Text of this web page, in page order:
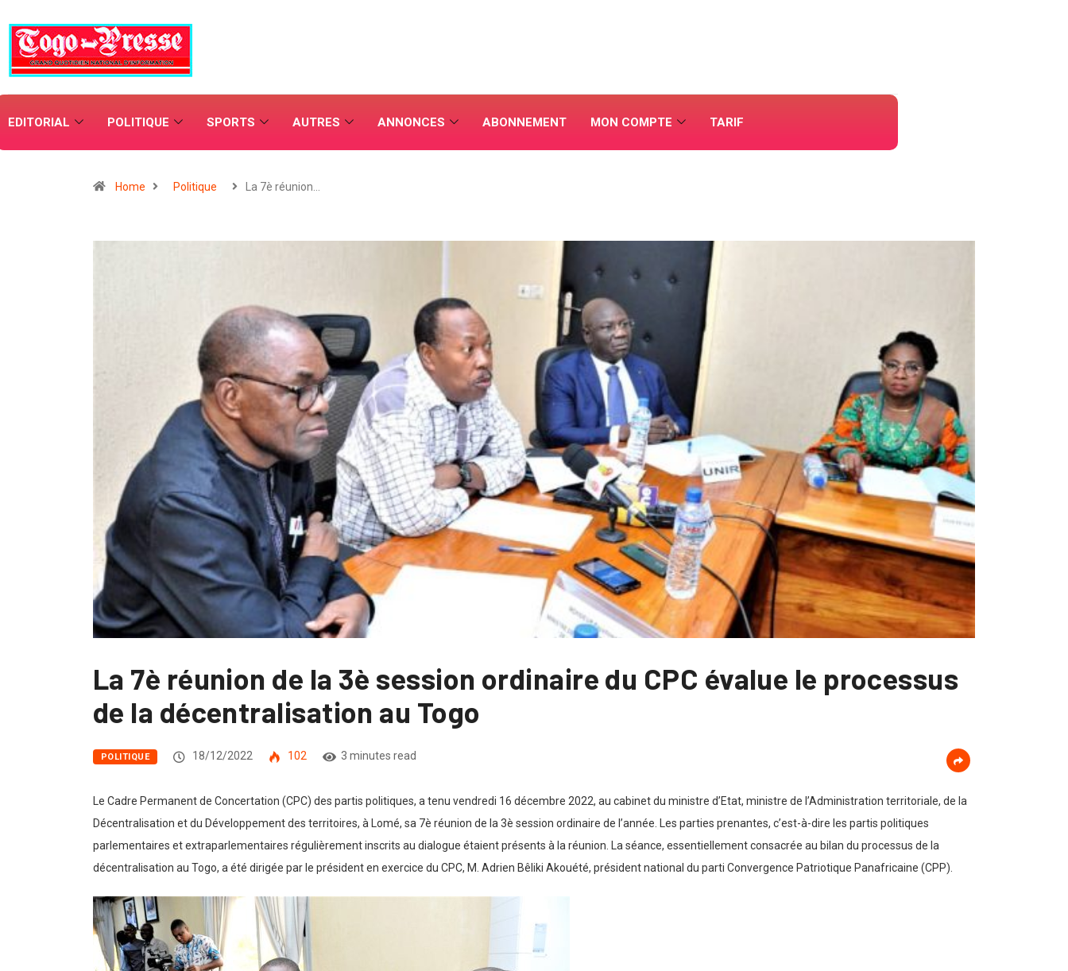
EDITORIAL POLITIQUE SPORTS AUTRES ANNONCES ABONNEMENT MON COMPTE TARIF
Home Politique La 7è réunion…
La 7è réunion de la 3è session ordinaire du CPC évalue le processus
de la décentralisation au Togo
POLITIQUE 18/12/2022 102 3 minutes read
Le Cadre Permanent de Concertation (CPC) des partis politiques, a tenu vendredi 16 décembre 2022, au cabinet du ministre d’Etat, ministre de l’Administration territoriale, de la
Décentralisation et du Développement des territoires, à Lomé, sa 7è réunion de la 3è session ordinaire de l’année. Les parties prenantes, c’est-à-dire les partis politiques
parlementaires et extraparlementaires régulièrement inscrits au dialogue étaient présents à la réunion. La séance, essentiellement consacrée au bilan du processus de la
décentralisation au Togo, a été dirigée par le président en exercice du CPC, M. Adrien Bêliki Akouété, président national du parti Convergence Patriotique Panafricaine (CPP).